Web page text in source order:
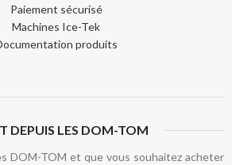
Paiement sécurisé
Machines Ice-Tek
produits
DEPUIS LES DOM-TOM
DOM-TOM et que vous souhaitez acheter